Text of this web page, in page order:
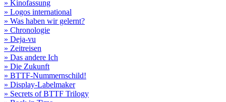
» Kinofassung
» Logos international
» Was haben wir gelernt?
» Chronologie
» Deja-vu
» Zeitreisen
» Das andere Ich
» Die Zukunft
» BTTF-Nummernschild!
» Display-Labelmaker
» Secrets of BTTF Trilogy